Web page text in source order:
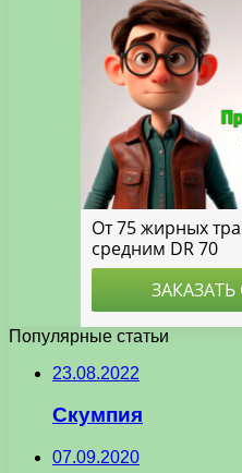
Популярные статьи
23.08.2022
Скумпия
07.09.2020